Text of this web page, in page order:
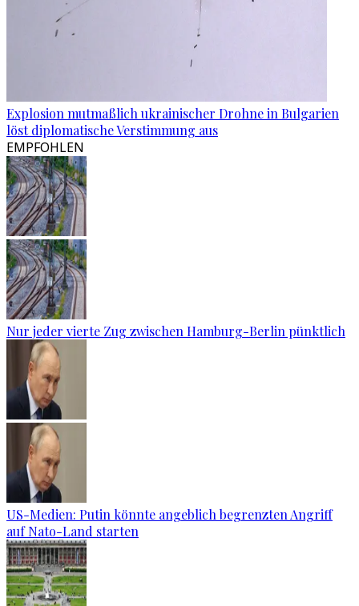
Explosion mutmaßlich ukrainischer Drohne in Bulgarien
löst diplomatische Verstimmung aus
EMPFOHLEN
Nur jeder vierte Zug zwischen Hamburg-Berlin pünktlich
US-Medien: Putin könnte angeblich begrenzten Angriff
auf Nato-Land starten